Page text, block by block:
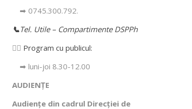
➡ 0745.300.792.
📞Tel. Utile – Compartimente DSPPh
👩‍⚕️ Program cu publicul:
➡ luni-joi 8.30-12.00
AUDIENȚE
Audiențe din cadrul Direcţiei de